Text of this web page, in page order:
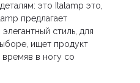
это Italamp это,
предлагает
стиль, для
ищет продукт
времяв в ногу со